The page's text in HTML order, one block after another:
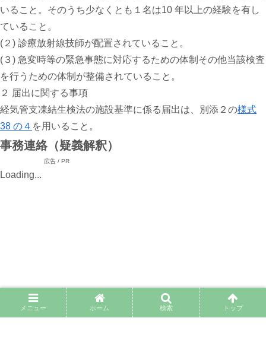
いること。そのうち少なくとも１名は10 年以上の経験を有し
ていること。
(２) 診療放射線技師が配置されていること。
(３) 急変時等の緊急事態に対応するための体制その他当該検査
を行うための体制が整備されていること。
２ 届出に関する事項
経気管支凍結生検法の施設基準に係る届出は、別添２の様式
38 の４ を用いること。
事務連絡（疑義解釈）
広告 / PR
Loading...
メニュー ホーム 検索 トップ